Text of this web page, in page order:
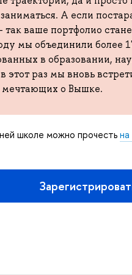
А если
так ваше портфолио
мы объединили более
в образовании,
этот раз мы вновь
мечтающих о Вышке.
школе можно прочесть